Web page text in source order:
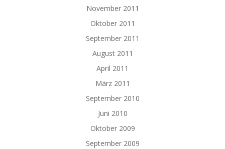
November 2011
Oktober 2011
September 2011
August 2011
April 2011
März 2011
September 2010
Juni 2010
Oktober 2009
September 2009